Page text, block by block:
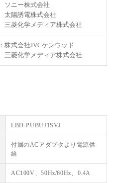
ソニー株式会社
太陽誘電株式会社
三菱化学メディア株式会社
：株式会社JVCケンウッド
三菱化学メディア株式会社
LBD-PUBUJ1SVJ
付属のACアダプタより電源供
給
AC100V、50Hz/60Hz、0.4A